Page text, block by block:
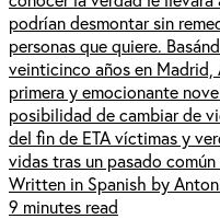
podrían desmontar sin
personas que quiere.
veinticinco años en Madrid,
primera y emocionante
posibilidad de cambiar de
del fin de ETA víctimas y
vidas tras un pasado
Written in Spanish by
9 minutes read